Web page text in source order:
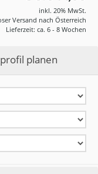
inkl. 20% MwSt.
Versand nach Österreich
Lieferzeit: ca. 6 - 8 Wochen
planen